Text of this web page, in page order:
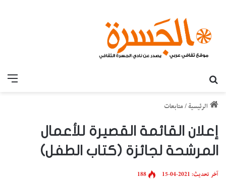
الرئيسية /متابعات
إعلان القائمة القصيرة للأعمال
المرشحة لجائزة (كتاب الطفل)
آخر تحديث: 2021-04-15 188